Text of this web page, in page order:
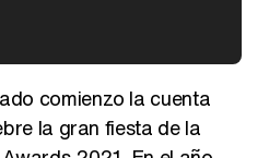
comienzo la cuenta
la gran fiesta de la